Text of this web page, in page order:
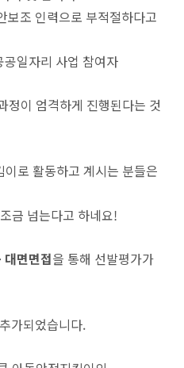
보조 인력으로 부적절하다고
공일자리 사업 참여자
정이 엄격하게 진행된다는 것
로 활동하고 계시는 분들은
금 넘는다고 하네요!
면면접을 통해 선발평가가
가되었습니다.